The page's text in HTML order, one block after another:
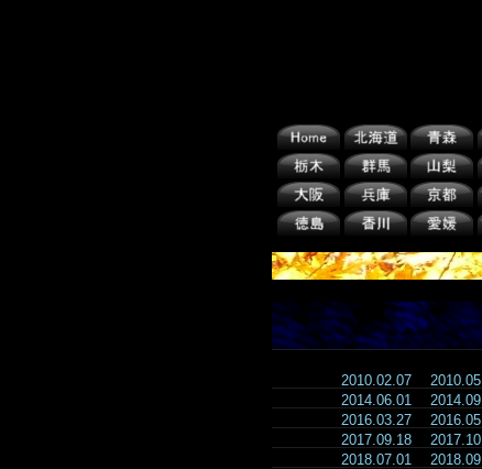
2010.02.07
2014.06.01
2016.03.27
2017.09.18
2018.07.01